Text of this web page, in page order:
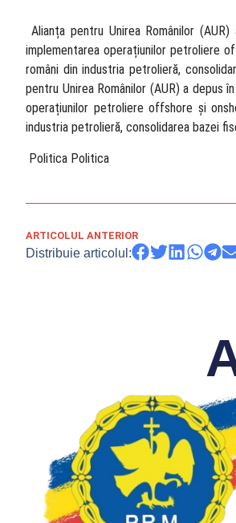
Alianța pentru Unirea Românilor
implementarea operațiunilor petroliere
români din industria petrolieră,
pentru Unirea Românilor (AUR) a depus
operațiunilor petroliere offshore și
industria petrolieră, consolidarea bazei
​ Politica Politica
ARTICOLUL ANTERIOR
Distribuie articolul: